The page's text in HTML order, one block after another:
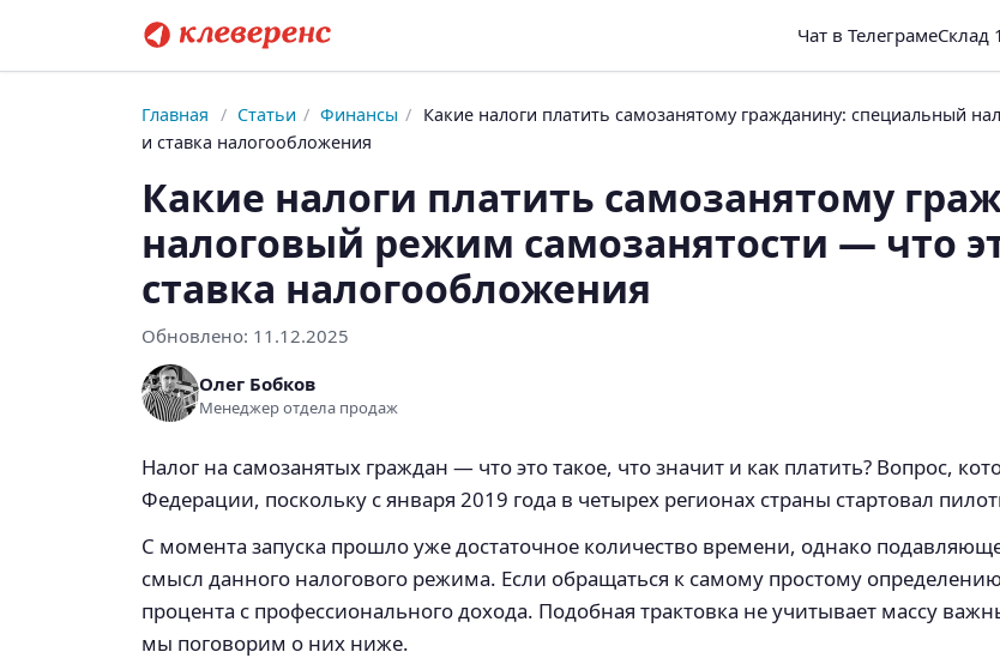
Чат в ТелеграмеСклад
Главная / Статьи / Финансы / Какие налоги платить самозанятому гражданину: специальный
и ставка налогообложения
Какие налоги платить самозанятому
налоговый режим самозанятости — что
ставка налогообложения
Обновлено: 11.12.2025
Олег Бобков
Менеджер отдела продаж
Налог на самозанятых граждан — что это такое, что значит и как платить? Вопрос,
Федерации, поскольку с января 2019 года в четырех регионах страны стартовал
С момента запуска прошло уже достаточное количество времени, однако
смысл данного налогового режима. Если обращаться к самому простому
процента с профессионального дохода. Подобная трактовка не учитывает массу
мы поговорим о них ниже.